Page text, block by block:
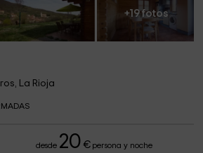
+19 fotos
La Rioja
desde 20 €persona y noche